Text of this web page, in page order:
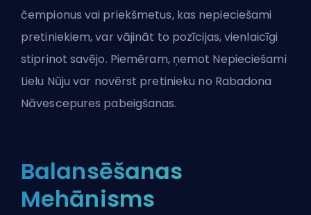
čempionus vai priekšmetus, kas nepieciešami
pretiniekiem, var vājināt to pozīcijas, vienlaicīgi
stiprinot savējo. Piemēram, ņemot Nepieciešami
Lielu Nūju var novērst pretinieku no Rabadona
Nāvescepures pabeigšanas.
Balansēšanas
Mehānisms